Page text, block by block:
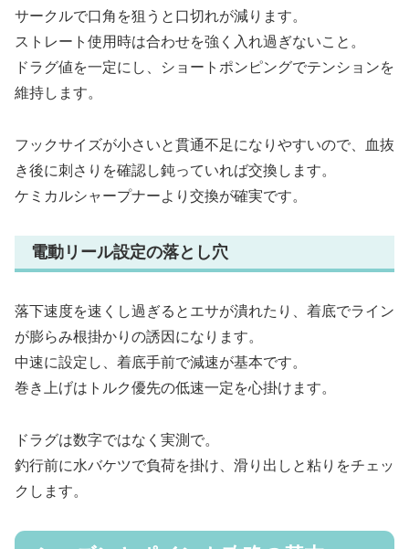
サークルで口角を狙うと口切れが減ります。
ストレート使用時は合わせを強く入れ過ぎないこと。
ドラグ値を一定にし、ショートポンピングでテンションを
維持します。
フックサイズが小さいと貫通不足になりやすいので、血抜
き後に刺さりを確認し鈍っていれば交換します。
ケミカルシャープナーより交換が確実です。
電動リール設定の落とし穴
落下速度を速くし過ぎるとエサが潰れたり、着底でライン
が膨らみ根掛かりの誘因になります。
中速に設定し、着底手前で減速が基本です。
巻き上げはトルク優先の低速一定を心掛けます。
ドラグは数字ではなく実測で。
釣行前に水バケツで負荷を掛け、滑り出しと粘りをチェッ
クします。